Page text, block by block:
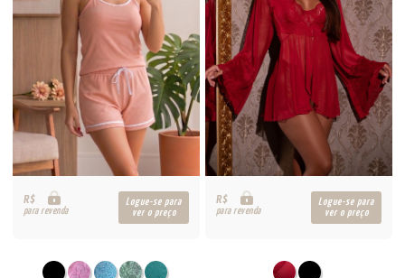
R$
para revenda
Logue-se para
ver o preço
R$
para revenda
Logue-se para
ver o preço